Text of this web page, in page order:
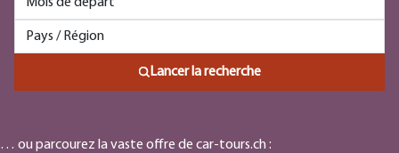
Lancer la recherche
… ou parcourez la vaste offre de car-tours.ch :